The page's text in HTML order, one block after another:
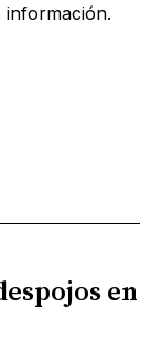
información.
en